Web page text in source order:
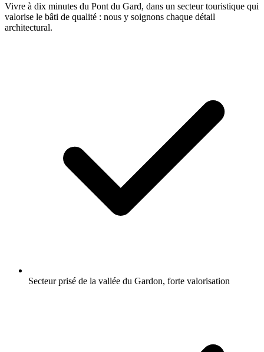
Vivre à dix minutes du Pont du Gard, dans un secteur touristique qui
valorise le bâti de qualité : nous y soignons chaque détail
architectural.
Secteur prisé de la vallée du Gardon, forte valorisation